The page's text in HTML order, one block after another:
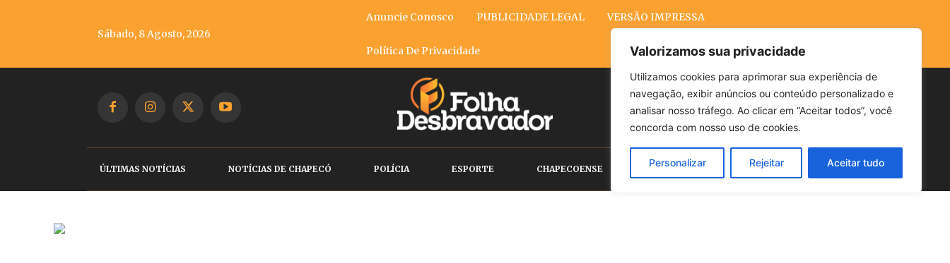
Valorizamos sua privacidade
Utilizamos cookies para aprimorar sua experiência de
navegação, exibir anúncios ou conteúdo personalizado e
analisar nosso tráfego. Ao clicar em “Aceitar todos”, você
concorda com nosso uso de cookies.
Personalizar Rejeitar Aceitar tudo
Sábado, 8 Agosto, 2026
Anuncie Conosco PUBLICIDADE LEGAL VERSÃO IMPRESSA
Política De Privacidade
Buscar
ÚLTIMAS NOTÍCIAS NOTÍCIAS DE CHAPECÓ POLÍCIA ESPORTE CHAPECOENSE POLÍTICA CLIMA ECONOMIA